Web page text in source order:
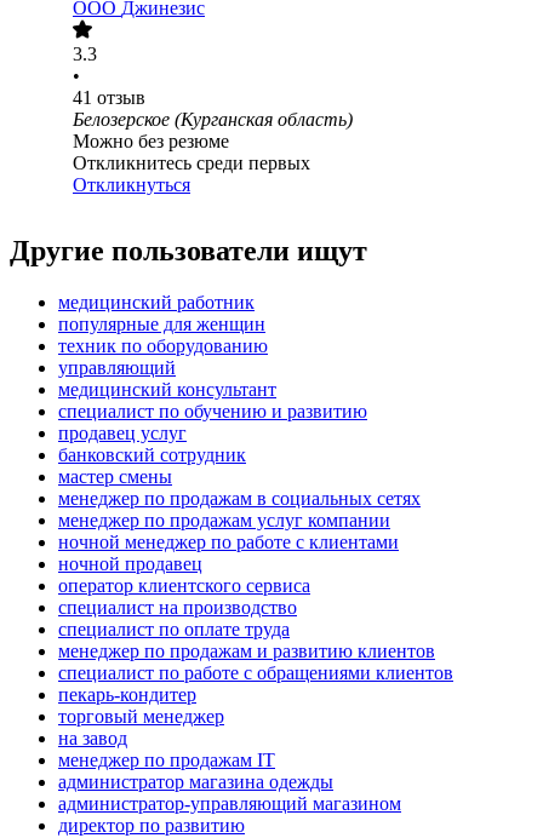
ООО Джинезис
3.3
•
41 отзыв
Белозерское (Курганская область)
Можно без резюме
Откликнитесь среди первых
Откликнуться
Другие пользователи ищут
медицинский работник
популярные для женщин
техник по оборудованию
управляющий
медицинский консультант
специалист по обучению и развитию
продавец услуг
банковский сотрудник
мастер смены
менеджер по продажам в социальных сетях
менеджер по продажам услуг компании
ночной менеджер по работе с клиентами
ночной продавец
оператор клиентского сервиса
специалист на производство
специалист по оплате труда
менеджер по продажам и развитию клиентов
специалист по работе с обращениями клиентов
пекарь-кондитер
торговый менеджер
на завод
менеджер по продажам IT
администратор магазина одежды
администратор-управляющий магазином
директор по развитию